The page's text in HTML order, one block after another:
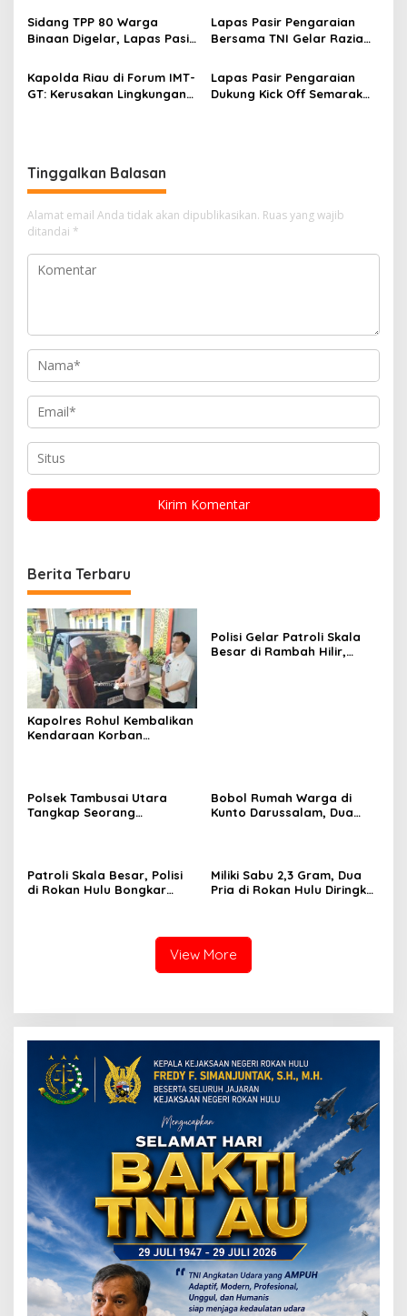
Diamankan
Corporate University
Bidang Perencanaan 2026
Sidang TPP 80 Warga
Binaan Digelar, Lapas Pasir
Berikan Layanan Integrasi
Transparan dan Gratis
Lapas Pasir Pengaraian
Bersama TNI Gelar Razia
Komitmen Ciptakan Lapas
Bersih Narkoba
Kapolda Riau di Forum IMT-
GT: Kerusakan Lingkungan
Lapas Pasir Pengaraian
Dukung Kick Off Semarak
Tinggalkan Balasan
Alamat email Anda tidak akan dipublikasikan. Ruas yang wajib
ditandai *
Berita Terbaru
Kapolres Rohul Kembalikan
Kendaraan Korban
Polisi Gelar Patroli Skala
Besar di Rambah Hilir,
Polsek Tambusai Utara
Tangkap Seorang
Bobol Rumah Warga di
Kunto Darussalam, Dua
Patroli Skala Besar, Polisi
di Rokan Hulu Bongkar
Miliki Sabu 2,3 Gram, Dua
Pria di Rokan Hulu Diringkus
View More